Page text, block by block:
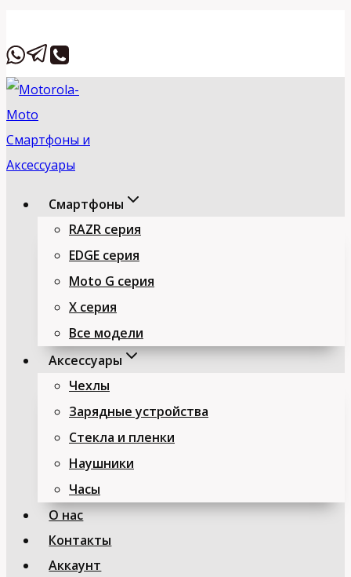
к
Смартфоны
RAZR серия
EDGE серия
Moto G серия
X серия
Все модели
Аксессуары
Чехлы
Зарядные устройства
Стекла и пленки
Наушники
Часы
О нас
Контакты
Аккаунт